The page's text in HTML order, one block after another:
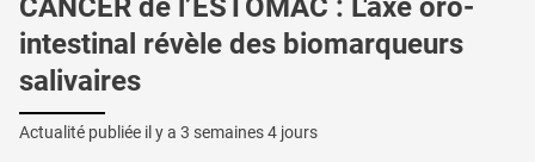
CANCER de l’ESTOMAC : L'axe oro-
intestinal révèle des biomarqueurs
salivaires
Actualité publiée il y a 3 semaines 4 jours